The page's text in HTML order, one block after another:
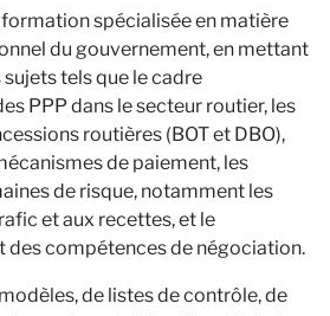
spécialisée en matière
du gouvernement, en mettant
tels que le cadre
PPP dans le secteur routier, les
routières (BOT et DBO),
de paiement, les
de risque, notamment les
et aux recettes, et le
des compétences de négociation.
de listes de contrôle, de
NOTRE